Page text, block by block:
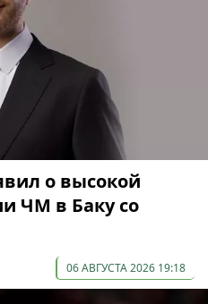
о высокой
ЧМ в Баку со
06 АВГУСТА 2026 19:18